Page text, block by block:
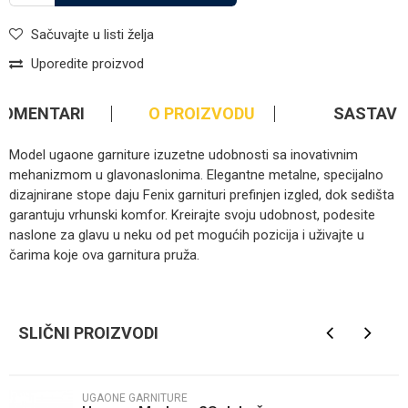
Sačuvajte u listi želja
Uporedite proizvod
O PROIZVODU SASTAV
Model ugaone garniture izuzetne udobnosti sa inovativnim
mehanizmom u glavonaslonima. Elegantne metalne, specijalno
dizajnirane stope daju Fenix garnituri prefinjen izgled, dok sedišta
garantuju vrhunski komfor. Kreirajte svoju udobnost, podesite
naslone za glavu u neku od pet mogućih pozicija i uživajte u
čarima koje ova garnitura pruža.
SLIČNI PROIZVODI
UGAONE GARNITURE